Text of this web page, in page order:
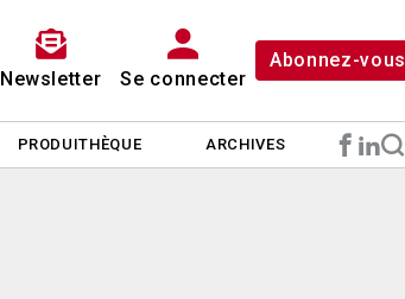
Newsletter Se connecter
Abonnez-vous
PRODUITHÈQUE ARCHIVES